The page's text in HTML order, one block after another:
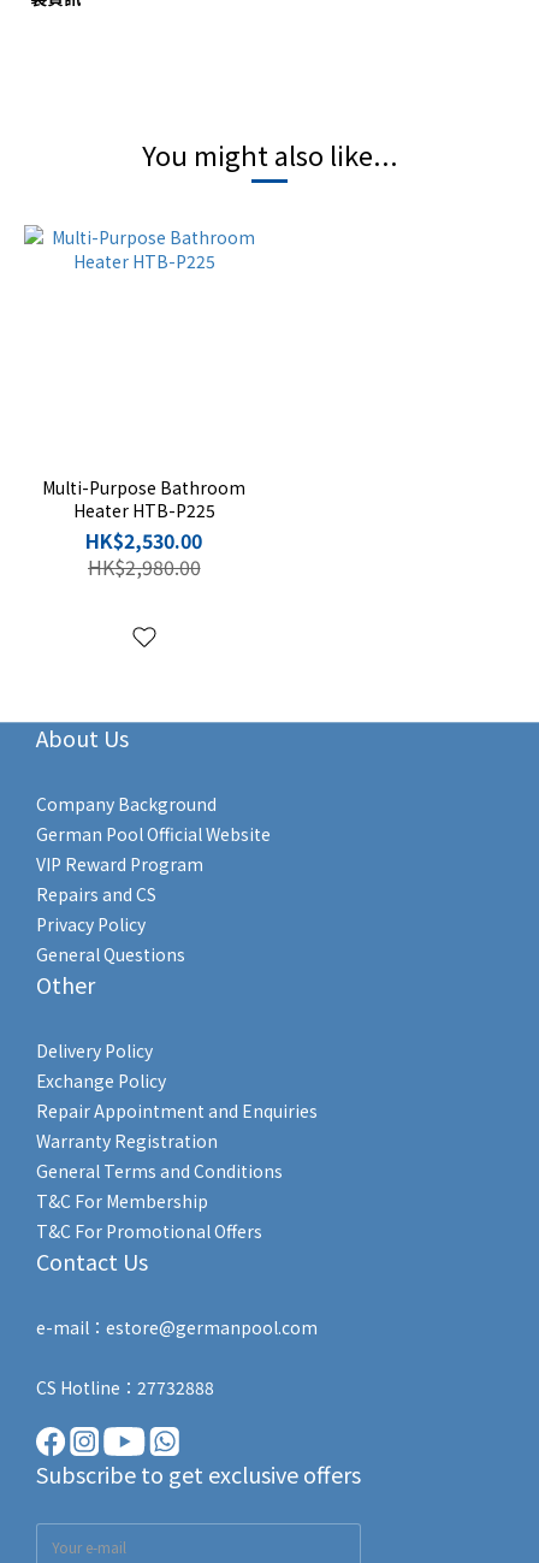
You might also like...
Multi-Purpose Bathroom
Heater HTB-P225
HK$2,530.00
HK$2,980.00
About Us
Company Background
German Pool Official Website
VIP Reward Program
Repairs and CS
Privacy Policy
General Questions
Other
Delivery Policy
Exchange Policy
Repair Appointment and Enquiries
Warranty Registration
General Terms and Conditions
T&C For Membership
T&C For Promotional Offers
Contact Us
e-mail：estore@germanpool.com
CS Hotline：27732888
Subscribe to get exclusive offers